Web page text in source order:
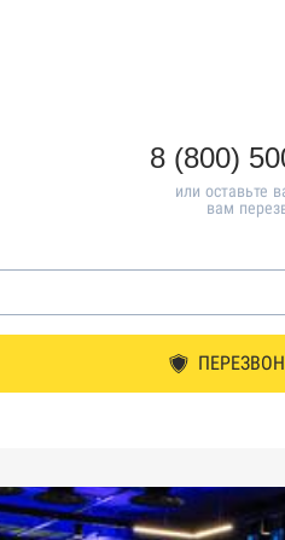
8 (800)
или оставьте
вам